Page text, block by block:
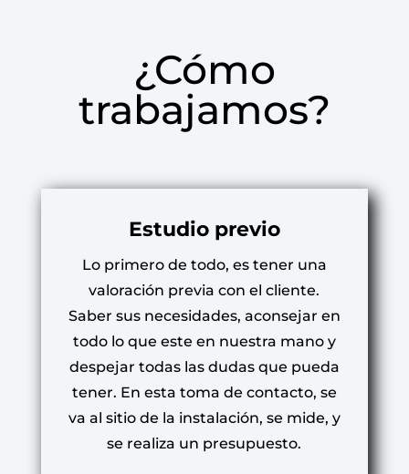
¿Cómo
trabajamos?
Estudio previo
Lo primero de todo, es tener una
valoración previa con el cliente.
Saber sus necesidades, aconsejar en
todo lo que este en nuestra mano y
despejar todas las dudas que pueda
tener. En esta toma de contacto, se
va al sitio de la instalación, se mide, y
se realiza un presupuesto.